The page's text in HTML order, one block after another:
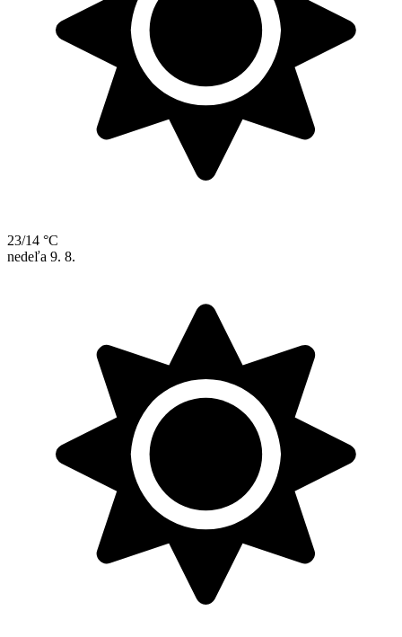
23/14 °C
nedeľa 9. 8.